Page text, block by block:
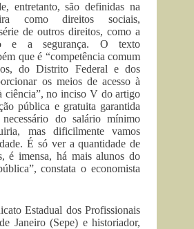
entretanto, são definidas na
como direitos sociais,
de outros direitos, como a
e a segurança. O texto
que é “competência comum
do Distrito Federal e dos
os meios de acesso à
ciência”, no inciso V do artigo
pública e gratuita garantida
do salário mínimo
mas dificilmente vamos
É só ver a quantidade de
é imensa, há mais alunos do
constata o economista
Estadual dos Profissionais
Janeiro (Sepe) e historiador,